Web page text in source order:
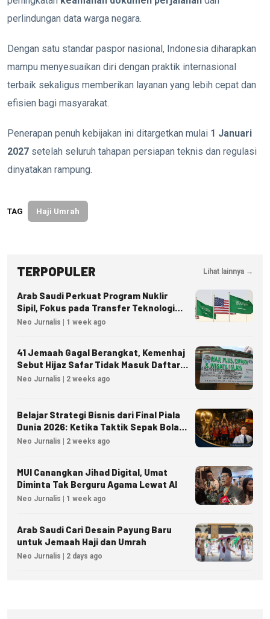
perlindungan data warga negara.
Dengan satu standar paspor nasional, Indonesia diharapkan
mampu menyesuaikan diri dengan praktik internasional
terbaik sekaligus memberikan layanan yang lebih cepat dan
efisien bagi masyarakat.
Penerapan penuh kebijakan ini ditargetkan mulai 1 Januari
2027 setelah seluruh tahapan persiapan teknis dan regulasi
dinyatakan rampung.
TAG Haji Umrah
TERPOPULER Lihat lainnya →
Arab Saudi Perkuat Program Nuklir
Sipil, Fokus pada Transfer Teknologi
dan Kedaulatan Energi
Neo Jurnalis | 1 week ago
41 Jemaah Gagal Berangkat, Kemenhaj
Sebut Hijaz Safar Tidak Masuk Daftar
Resmi PPIU
Neo Jurnalis | 2 weeks ago
Belajar Strategi Bisnis dari Final Piala
Dunia 2026: Ketika Taktik Sepak Bola
Menjadi Inspirasi Kesuksesan Bisnis
Neo Jurnalis | 2 weeks ago
MUI Canangkan Jihad Digital, Umat
Diminta Tak Berguru Agama Lewat AI
Neo Jurnalis | 1 week ago
Arab Saudi Cari Desain Payung Baru
untuk Jemaah Haji dan Umrah
Neo Jurnalis | 2 days ago